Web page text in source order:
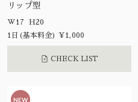
リップ型
W17 H20
1日(基本料金) ¥1,000
CHECK LIST
NEW